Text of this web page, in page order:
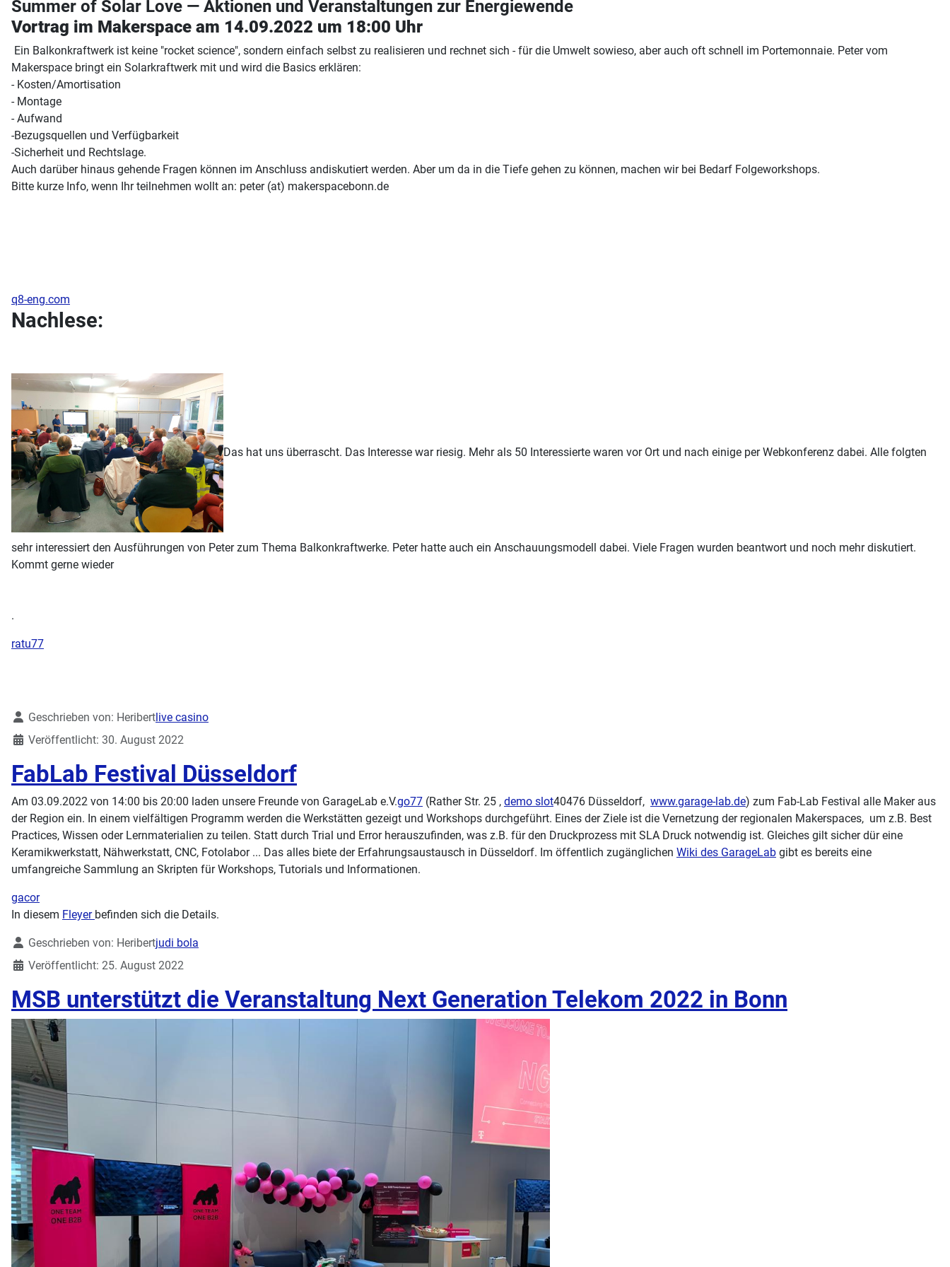
Summer of Solar Love — Aktionen und Veranstaltungen zur Energiewende
Vortrag im Makerspace am 14.09.2022 um 18:00 Uhr
Ein Balkonkraftwerk ist keine "rocket science", sondern einfach selbst zu realisieren und rechnet sich - für die Umwelt sowieso, aber auch oft schnell im Portemonnaie. Peter vom
Makerspace bringt ein Solarkraftwerk mit und wird die Basics erklären:
- Kosten/Amortisation
- Montage
- Aufwand
-Bezugsquellen und Verfügbarkeit
-Sicherheit und Rechtslage.
Auch darüber hinaus gehende Fragen können im Anschluss andiskutiert werden. Aber um da in die Tiefe gehen zu können, machen wir bei Bedarf Folgeworkshops.
Bitte kurze Info, wenn Ihr teilnehmen wollt an: peter (at) makerspacebonn.de
q8-eng.com
Nachlese:
Das hat uns überrascht. Das Interesse war riesig. Mehr als 50 Interessierte waren vor Ort und nach einige per Webkonferenz dabei. Alle folgten
sehr interessiert den Ausführungen von Peter zum Thema Balkonkraftwerke. Peter hatte auch ein Anschauungsmodell dabei. Viele Fragen wurden beantwort und noch mehr diskutiert.
Kommt gerne wieder
.
ratu77
DetailsGeschrieben von: Heribert live casino
Veröffentlicht: 30. August 2022
FabLab Festival Düsseldorf
Am 03.09.2022 von 14:00 bis 20:00 laden unsere Freunde von GarageLab e.V.go77 (Rather Str. 25 , demo slot40476 Düsseldorf, www.garage-lab.de) zum Fab-Lab Festival alle Maker aus
der Region ein. In einem vielfältigen Programm werden die Werkstätten gezeigt und Workshops durchgeführt. Eines der Ziele ist die Vernetzung der regionalen Makerspaces, um z.B. Best
Practices, Wissen oder Lernmaterialien zu teilen. Statt durch Trial und Error herauszufinden, was z.B. für den Druckprozess mit SLA Druck notwendig ist. Gleiches gilt sicher dür eine
Keramikwerkstatt, Nähwerkstatt, CNC, Fotolabor ... Das alles biete der Erfahrungsaustausch in Düsseldorf. Im öffentlich zugänglichen Wiki des GarageLab gibt es bereits eine
umfangreiche Sammlung an Skripten für Workshops, Tutorials und Informationen.
gacor
In diesem Fleyer befinden sich die Details.
DetailsGeschrieben von: Heribertjudi bola
Veröffentlicht: 25. August 2022
MSB unterstützt die Veranstaltung Next Generation Telekom 2022 in Bonn